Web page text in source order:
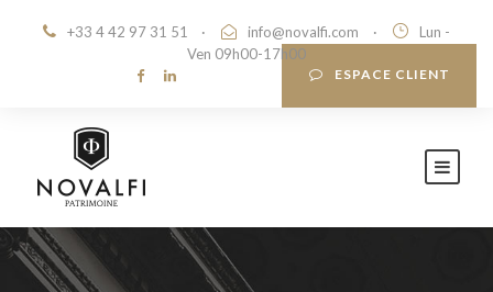
+33 4 42 97 31 51 · info@novalfi.com ·
Lun -
Ven 09h00-17h00
ESPACE CLIENT